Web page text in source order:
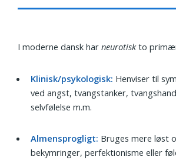
I moderne dansk harneurotiskto
Klinisk/psykologisk: Henviser til
ved angst, tvangstanker,
selvfølelse m.m.
Almensprogligt: Bruges mere løst
bekymringer, perfektionisme eller